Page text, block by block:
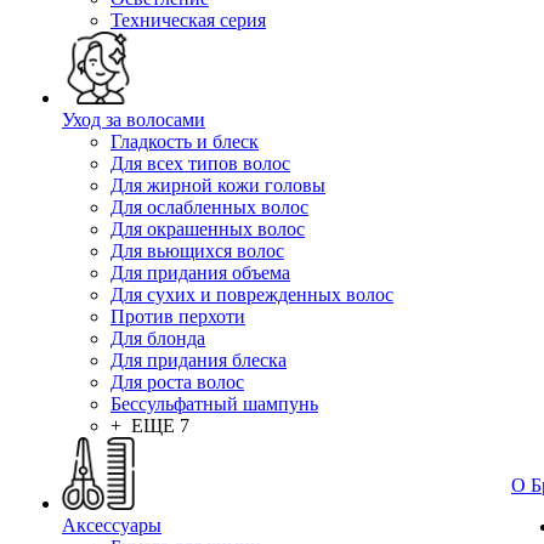
Техническая серия
Уход за волосами
Гладкость и блеск
Для всех типов волос
Для жирной кожи головы
Для ослабленных волос
Для окрашенных волос
Для вьющихся волос
Для придания объема
Для сухих и поврежденных волос
Против перхоти
Для блонда
Для придания блеска
Для роста волос
Бессульфатный шампунь
+ ЕЩЕ 7
Аксессуары
О